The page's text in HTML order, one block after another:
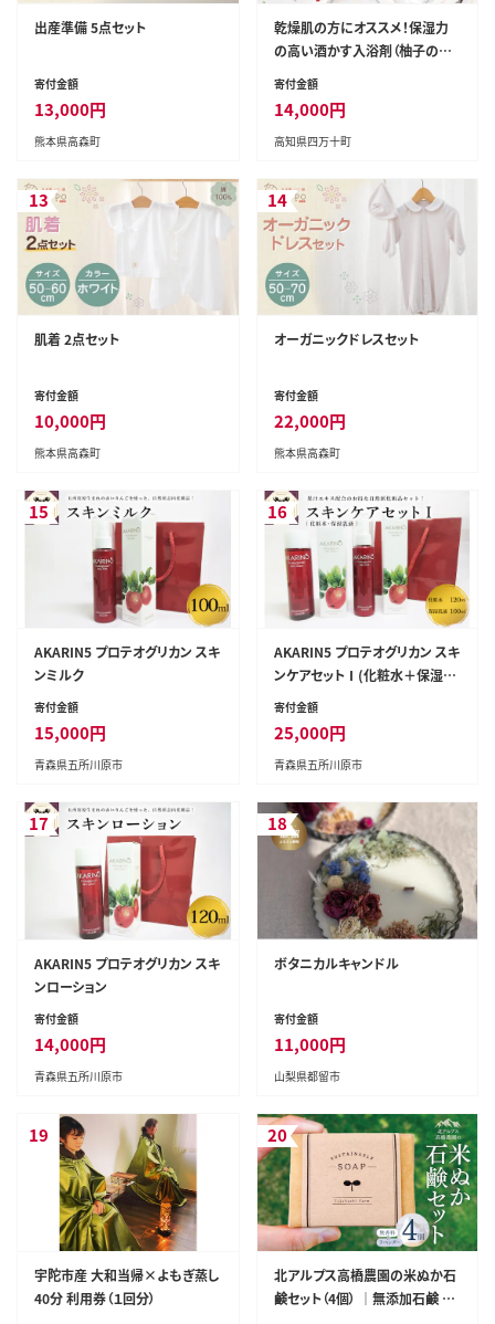
出産準備 5点セット
寄付金額
13,000円
熊本県高森町
乾燥肌の方にオススメ！保湿力
の高い酒かす入浴剤（柚子の香
り） 10袋 ／Oem-13
寄付金額
14,000円
高知県四万十町
13
肌着 2点セット
寄付金額
10,000円
熊本県高森町
14
オーガニックドレスセット
寄付金額
22,000円
熊本県高森町
15
AKARIN5 プロテオグリカン スキ
ンミルク
寄付金額
15,000円
青森県五所川原市
16
AKARIN5 プロテオグリカン スキ
ンケアセットⅠ(化粧水＋保湿乳
液）
寄付金額
25,000円
青森県五所川原市
17
AKARIN5 プロテオグリカン スキ
ンローション
寄付金額
14,000円
青森県五所川原市
18
ボタニカルキャンドル
寄付金額
11,000円
山梨県都留市
19
宇陀市産 大和当帰×よもぎ蒸し
40分 利用券（１回分）
20
北アルプス高橋農園の米ぬか石
鹸セット（4個） ｜無添加石鹸 無